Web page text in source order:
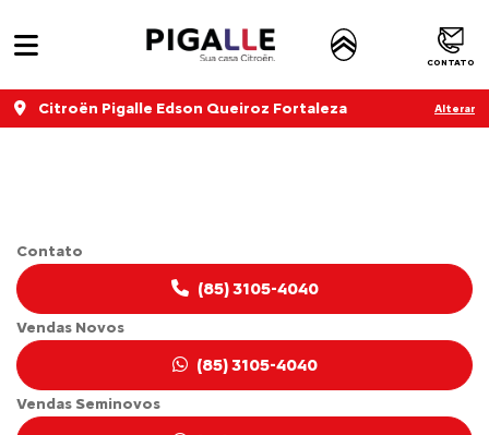
CONTATO
Citroën Pigalle Edson Queiroz Fortaleza Alterar
Contato
(85) 3105-4040
Vendas Novos
(85) 3105-4040
Vendas Seminovos